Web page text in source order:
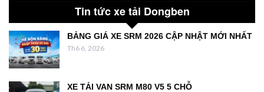
Tin tức xe tải Dongben
BẢNG GIÁ XE SRM 2026 CẬP NHẬT MỚI NHẤT
Th6 6, 2026
XE TẢI VAN SRM M80 V5 5 CHỖ